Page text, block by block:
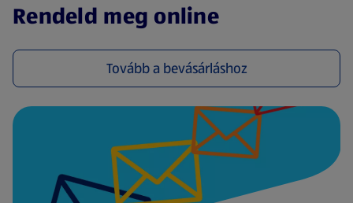
Rendeld meg online
Tovább a bevásárláshoz
(új oldalon nyílik meg)